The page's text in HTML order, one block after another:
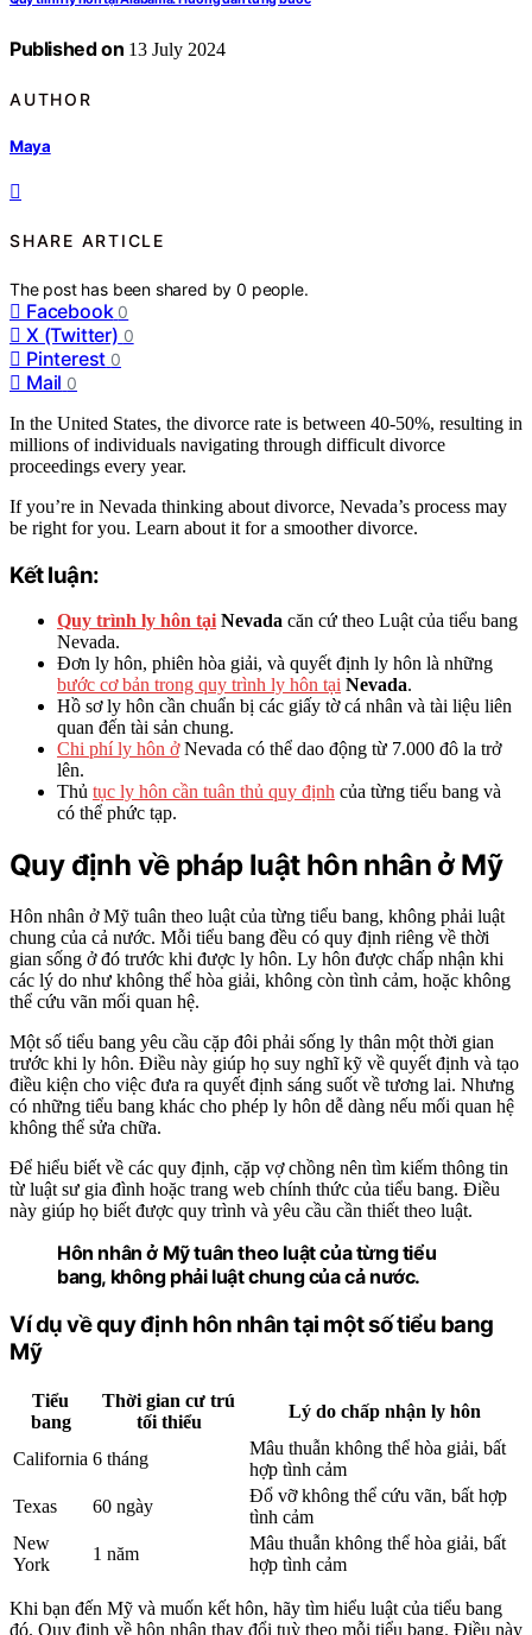
Published on 13 July 2024
AUTHOR
Maya
SHARE ARTICLE
The post has been shared by0 people.
Facebook 0
X (Twitter) 0
Pinterest 0
Mail 0
In the United States, the divorce rate is between 40-50%, resulting in
millions of individuals navigating through difficult divorce
proceedings every year.
If you’re in Nevada thinking about divorce, Nevada’s process may
be right for you. Learn about it for a smoother divorce.
Kết luận:
Quy trình ly hôn tại Nevada căn cứ theo Luật của tiểu bang
Nevada.
Đơn ly hôn, phiên hòa giải, và quyết định ly hôn là những
bước cơ bản trong quy trình ly hôn tại Nevada.
Hồ sơ ly hôn cần chuẩn bị các giấy tờ cá nhân và tài liệu liên
quan đến tài sản chung.
Chi phí ly hôn ởNevada có thể dao động từ 7.000 đô la trở
lên.
Thủ tục ly hôn cần tuân thủ quy định của từng tiểu bang và
có thể phức tạp.
Quy định về pháp luật hôn nhân ở Mỹ
Hôn nhân ở Mỹ tuân theo luật của từng tiểu bang, không phải luật
chung của cả nước. Mỗi tiểu bang đều có quy định riêng về thời
gian sống ở đó trước khi được ly hôn. Ly hôn được chấp nhận khi
các lý do như không thể hòa giải, không còn tình cảm, hoặc không
thể cứu vãn mối quan hệ.
Một số tiểu bang yêu cầu cặp đôi phải sống ly thân một thời gian
trước khi ly hôn. Điều này giúp họ suy nghĩ kỹ về quyết định và tạo
điều kiện cho việc đưa ra quyết định sáng suốt về tương lai. Nhưng
có những tiểu bang khác cho phép ly hôn dễ dàng nếu mối quan hệ
không thể sửa chữa.
Để hiểu biết về các quy định, cặp vợ chồng nên tìm kiếm thông tin
từ luật sư gia đình hoặc trang web chính thức của tiểu bang. Điều
này giúp họ biết được quy trình và yêu cầu cần thiết theo luật.
Hôn nhân ở Mỹ tuân theo luật của từng tiểu
bang, không phải luật chung của cả nước.
Ví dụ về quy định hôn nhân tại một số tiểu bang
Mỹ
Tiểu
bang
Thời gian cư trú
tối thiểu
Lý do chấp nhận ly hôn
California 6 tháng
Mâu thuẫn không thể hòa giải, bất
hợp tình cảm
Texas
60 ngày
Đổ vỡ không thể cứu vãn, bất hợp
tình cảm
New
York
1 năm
Mâu thuẫn không thể hòa giải, bất
hợp tình cảm
Khi bạn đến Mỹ và muốn kết hôn, hãy tìm hiểu luật của tiểu bang
đó. Quy định về hôn nhân thay đổi tuỳ theo mỗi tiểu bang. Điều này